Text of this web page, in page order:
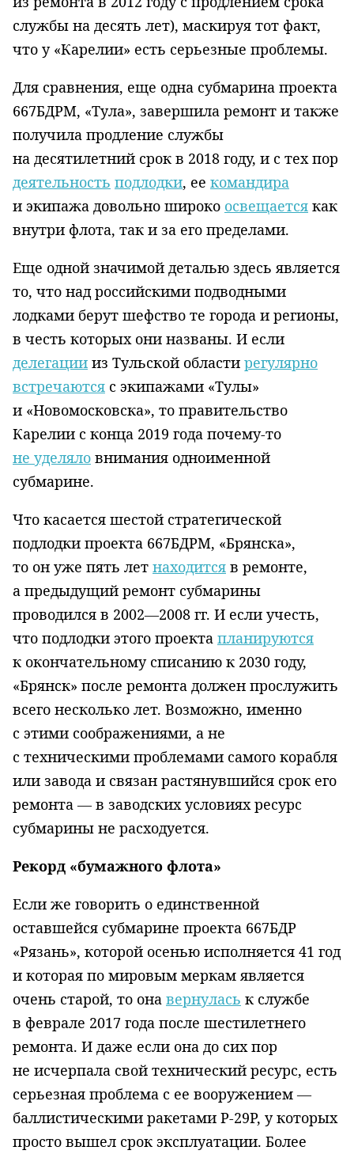
службы на десять лет), маскируя тот факт,
что у «Карелии» есть серьезные проблемы.
Для сравнения, еще одна субмарина проекта
667БДРМ, «Тула», завершила ремонт и также
получила продление службы
на десятилетний срок в 2018 году, и с тех пор
деятельность подлодки, ее командира
и экипажа довольно широко освещается как
внутри флота, так и за его пределами.
Еще одной значимой деталью здесь является
то, что над российскими подводными
лодками берут шефство те города и регионы,
в честь которых они названы. И если
делегации из Тульской области регулярно
встречаются с экипажами «Тулы»
и «Новомосковска», то правительство
Карелии с конца 2019 года почему-то
не уделяло внимания одноименной
субмарине.
Что касается шестой стратегической
подлодки проекта 667БДРМ, «Брянска»,
то он уже пять лет находится в ремонте,
а предыдущий ремонт субмарины
проводился в 2002—2008 гг. И если учесть,
что подлодки этого проекта планируются
к окончательному списанию к 2030 году,
«Брянск» после ремонта должен прослужить
всего несколько лет. Возможно, именно
с этими соображениями, а не
с техническими проблемами самого корабля
или завода и связан растянувшийся срок его
ремонта — в заводских условиях ресурс
субмарины не расходуется.
Рекорд «бумажного флота»
Если же говорить о единственной
оставшейся субмарине проекта 667БДР
«Рязань», которой осенью исполняется 41 год
и которая по мировым меркам является
очень старой, то она вернулась к службе
в феврале 2017 года после шестилетнего
ремонта. И даже если она до сих пор
не исчерпала свой технический ресурс, есть
серьезная проблема с ее вооружением —
баллистическими ракетами Р-29Р, у которых
просто вышел срок эксплуатации. Более